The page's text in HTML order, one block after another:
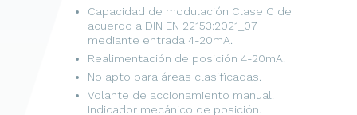
Capacidad de modulación Clase C de
acuerdo a DIN EN 22153:2021_07
mediante entrada 4-20mA.
Realimentación de posición 4-20mA.
No apto para áreas clasificadas.
Volante de accionamiento manual.
Indicador mecánico de posición.